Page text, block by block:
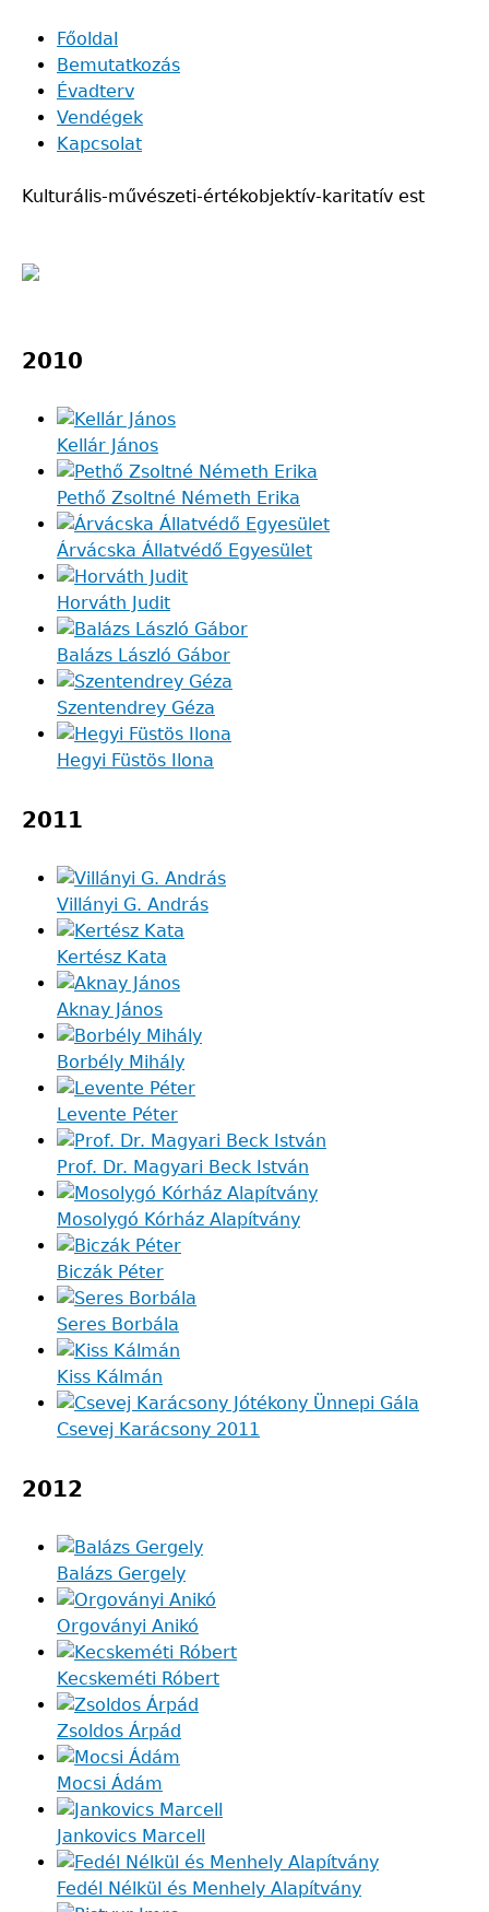
main
content
Main
navigation
Főoldal
Bemutatkozás
Évadterv
Vendégek
Kapcsolat
Kulturális-művészeti-értékobjektív-karitatív est
to
2010
Kellár János
Pethő Zsoltné Németh Erika
Árvácska Állatvédő Egyesület
Horváth Judit
Balázs László Gábor
Szentendrey Géza
Hegyi Füstös Ilona
2011
Villányi G. András
Kertész Kata
Aknay János
Borbély Mihály
Levente Péter
Prof. Dr. Magyari Beck István
Mosolygó Kórház Alapítvány
Biczák Péter
Seres Borbála
Kiss Kálmán
Csevej Karácsony 2011
2012
Balázs Gergely
Orgoványi Anikó
Kecskeméti Róbert
Zsoldos Árpád
Mocsi Ádám
Jankovics Marcell
Fedél Nélkül és Menhely Alapítvány